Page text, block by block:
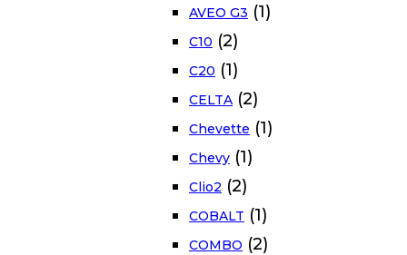
AVEO G3 (1)
C10 (2)
C20 (1)
CELTA (2)
Chevette (1)
Chevy (1)
Clio2 (2)
COBALT (1)
COMBO (2)